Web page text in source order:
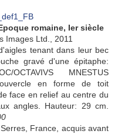
romaine, Ier siècle
Images Ltd., 2011
tenant dans leur bec
gravé d'une épitaphe:
OCTAVIVS MNESTUS
en forme de toit
face en relief au centre du
angles. Hauteur: 29 cm.
France, acquis avant